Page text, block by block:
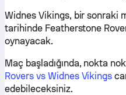
Widnes Vikings, bir sonraki
tarihinde Featherstone
oynayacak.
Maç başladığında, nokta
Rovers vs Widnes Vikings
edebileceksiniz.